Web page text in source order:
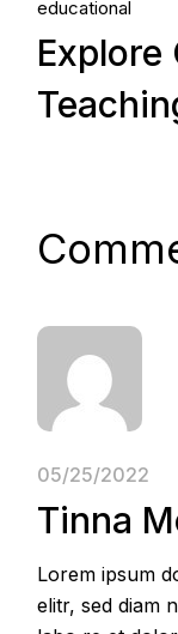
May, 2022
educational
Explore
05/25/2022
Tinna
Lorem ipsum
elitr, sed diam